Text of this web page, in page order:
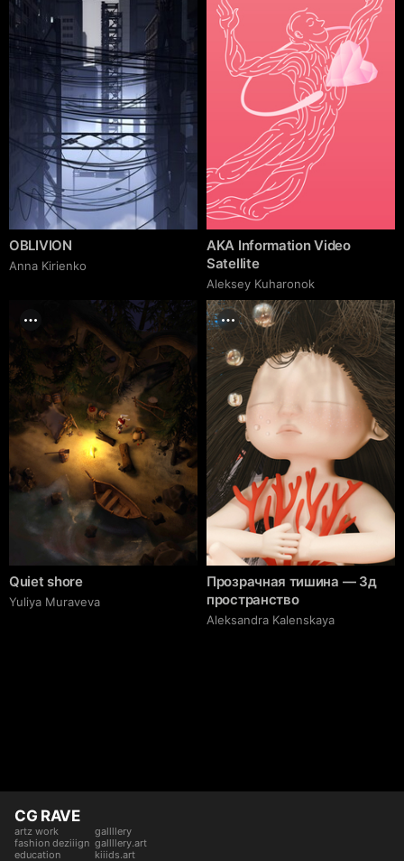
OBLIVION
Anna Kirienko
AKA Information Video
Satellite
Aleksey Kuharonok
Quiet shore
Yuliya Muraveva
Прозрачная тишина — 3д
пространство
Aleksandra Kalenskaya
CG RAVE
artz work
fashion deziiign
education
gallllery
gallllery.art
kiiids.art